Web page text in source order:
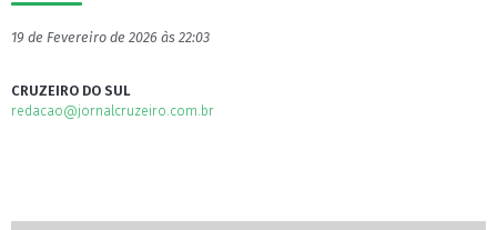
19 de Fevereiro de 2026 às 22:03
CRUZEIRO DO SUL
redacao@jornalcruzeiro.com.br